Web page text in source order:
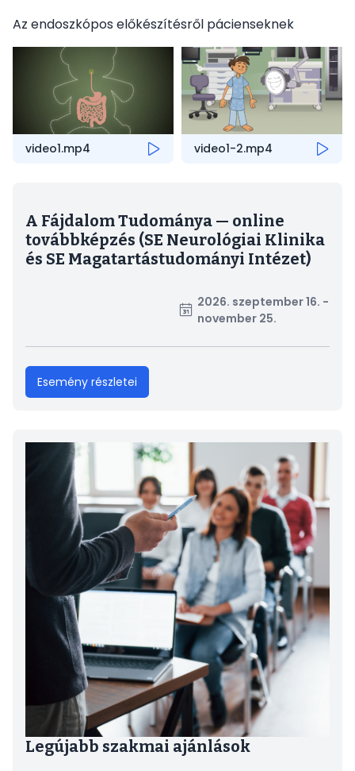
Az endoszkópos előkészítésről pácienseknek
video1.mp4 video1-2.mp4
A Fájdalom Tudománya — online
továbbképzés (SE Neurológiai Klinika
és SE Magatartástudományi Intézet)
2026. szeptember 16. -
november 25.
Esemény részletei
Legújabb szakmai ajánlások